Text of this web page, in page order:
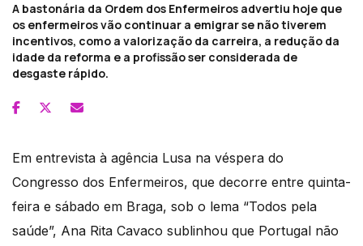
A bastonária da Ordem dos Enfermeiros advertiu hoje que
os enfermeiros vão continuar a emigrar se não tiverem
incentivos, como a valorização da carreira, a redução da
idade da reforma e a profissão ser considerada de
desgaste rápido.
Em entrevista à agência Lusa na véspera do
Congresso dos Enfermeiros, que decorre entre quinta-
feira e sábado em Braga, sob o lema “Todos pela
saúde”, Ana Rita Cavaco sublinhou que Portugal não